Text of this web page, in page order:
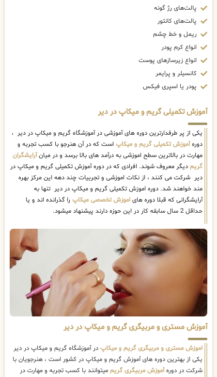
پالت‌های رژ گونه
پالت‌های کانتور
ریمل و خط چشم
انواع کرم پودر
انواع زیرسازهای پوست
کانسیلر و پرایمر
پودر یا اسپری فیکس
آموزش تکمیلی گریم و میکاپ در دیر
یکی از پر طرفدارترین دوره های آموزشی در آموزشگاه گریم و میکاپ در دیر ،
دورهآموزش تکمیلی گریم و میکاپ است که در آن هنرجو با کسب تجربه و
مهارت در بالاترین سطح اموزشی به درآمد های بالا برسد و در میانآرایشگران
گریم دیگر معروف شوند. افرادی که در دوره آموزش تکمیلی گریم و میکاپ در
دیر شرکت می کنند ، از نکات اموزشی و تجربیات چند دهه این مرکز بهره
مند خواهند شد. دوره اموزش تکمیلی گریم و میکاپ در دیر تنها به
آرایشگرانی که قبلا دوره های اموزش تخصصی میکاپ را گذرانده اند و یا
حداقل 2 سال سابقه کار در این حوزه دارند پیشنهاد میشود.
آموزش مستری و مربیگری گریم و میکاپ در دیر
اموزش مستری و مربیگری گریم و میکاپ در آموزشگاه گریم و میکاپ در دیر
یکی از بهترین دوره های آموزش گریم و میکاپ در کشور است ، هنرجویان با
شرکت در دورهآموزش مربیگری گریم میتوانند با کسب تجربه و مهارت در